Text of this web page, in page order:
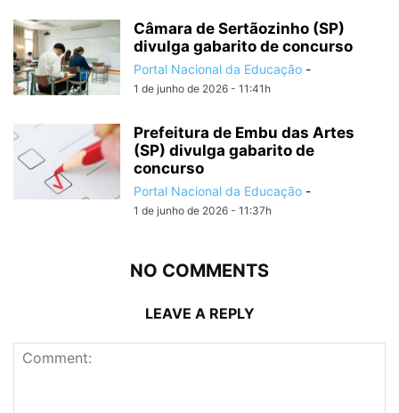
Câmara de Sertãozinho (SP)
divulga gabarito de concurso
Portal Nacional da Educação -
1 de junho de 2026 - 11:41h
Prefeitura de Embu das Artes
(SP) divulga gabarito de
concurso
Portal Nacional da Educação -
1 de junho de 2026 - 11:37h
NO COMMENTS
LEAVE A REPLY